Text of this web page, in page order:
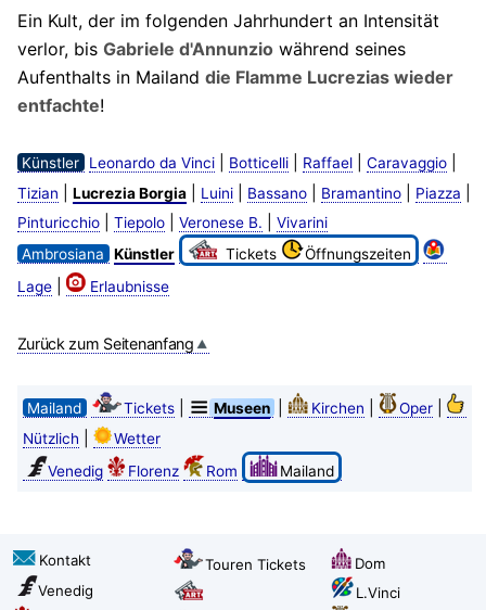
Ein Kult, der im folgenden Jahrhundert an Intensität
verlor, bis Gabriele d'Annunziowährend seines
Aufenthalts in Mailand die Flamme Lucrezias wieder
entfachte!
Künstler Leonardo da Vinci| Botticelli| Raffael| Caravaggio|
Tizian Lucrezia Borgia| Luini| Bassano| Bramantino| Piazza
Pinturicchio| Tiepolo| Veronese B.
Vivarini
Ambrosiana
Künstler Tickets
Öffnungszeiten
Lage| Erlaubnisse
Zurück zum Seitenanfang
Mailand Tickets| Museen Kirchen Oper|
Nützlich
Wetter
Venedig
Florenz Rom Mailand
Kontakt
Venedig
Touren Tickets
Dom
L.Vinci